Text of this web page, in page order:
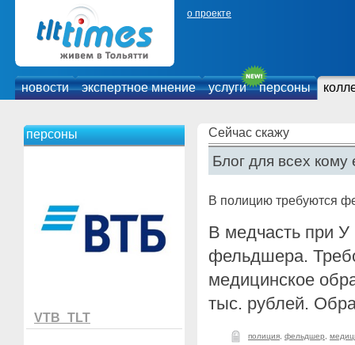
о проекте
новости экспертное мнение услуги персоны
персоны
VTB_TLT
Сейчас скажу
Блог для всех кому
В полицию требуются
В медчасть при
фельдшера.
медицинское
тыс. рублей.
полиция фельдшер